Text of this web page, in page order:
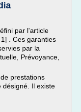
par l'article
. Ces garanties
par la
Prévoyance,
prestations
désigné. Il existe